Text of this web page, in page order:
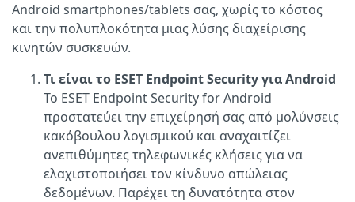
Android smartphones/tablets σας, χωρίς το κόστος
και την πολυπλοκότητα μιας λύσης διαχείρισης
κινητών συσκευών.
Τι είναι το ESET Endpoint Security για Android
Το ESET Endpoint Security for Android
προστατεύει την επιχείρησή σας από μολύνσεις
κακόβουλου λογισμικού και αναχαιτίζει
ανεπιθύμητες τηλεφωνικές κλήσεις για να
ελαχιστοποιήσει τον κίνδυνο απώλειας
δεδομένων. Παρέχει τη δυνατότητα στον